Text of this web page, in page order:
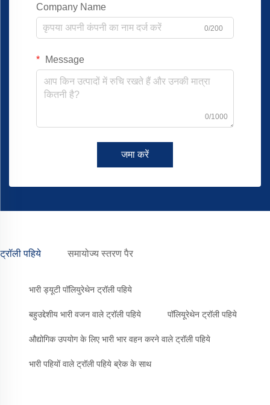
Company Name
0/200
Message
0/1000
जमा करें
ट्रॉली पहिये समायोज्य स्तरण पैर
भारी ड्यूटी पॉलियुरेथेन ट्रॉली पहिये
बहुउद्देशीय भारी वजन वाले ट्रॉली पहिये पॉलियूरेथेन ट्रॉली पहिये
औद्योगिक उपयोग के लिए भारी भार वहन करने वाले ट्रॉली पहिये
भारी पहियों वाले ट्रॉली पहिये ब्रेक के साथ